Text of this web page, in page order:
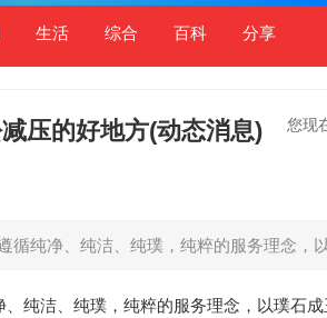
生活 综合 百科 分享
您现
压的好地方(动态消息)
循纯净、纯洁、纯璞，纯粹的服务理念，
纯洁、纯璞，纯粹的服务理念，以璞石